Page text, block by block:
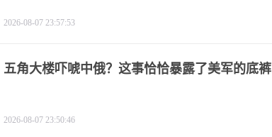
2026-08-07 23:57:53
五角大楼吓唬中俄？这事恰恰暴露了美军的底裤
2026-08-07 23:50:46